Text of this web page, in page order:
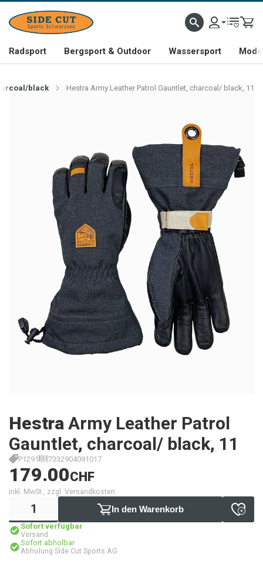
Radsport Bergsport & Outdoor Wassersport
black Hestra Army Leather Patrol Gauntlet, charcoal/ black, 11
Hestra Army Leather Patrol
Gauntlet, charcoal/ black, 11
P1291 7332904091017
179.00CHF
inkl. MwSt., zzgl. Versandkosten
In den Warenkorb
Sofort verfügbar
Versand
Sofort abholbar
Abholung Side Cut Sports AG